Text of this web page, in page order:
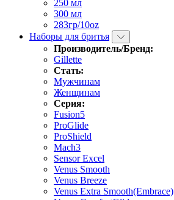
250 мл
300 мл
283гр/10oz
Наборы для бритья
Производитель/Бренд:
Gillette
Стать:
Мужчинам
Женщинам
Серия:
Fusion5
ProGlide
ProShield
Mach3
Sensor Excel
Venus Smooth
Venus Breeze
Venus Extra Smooth(Embrace)